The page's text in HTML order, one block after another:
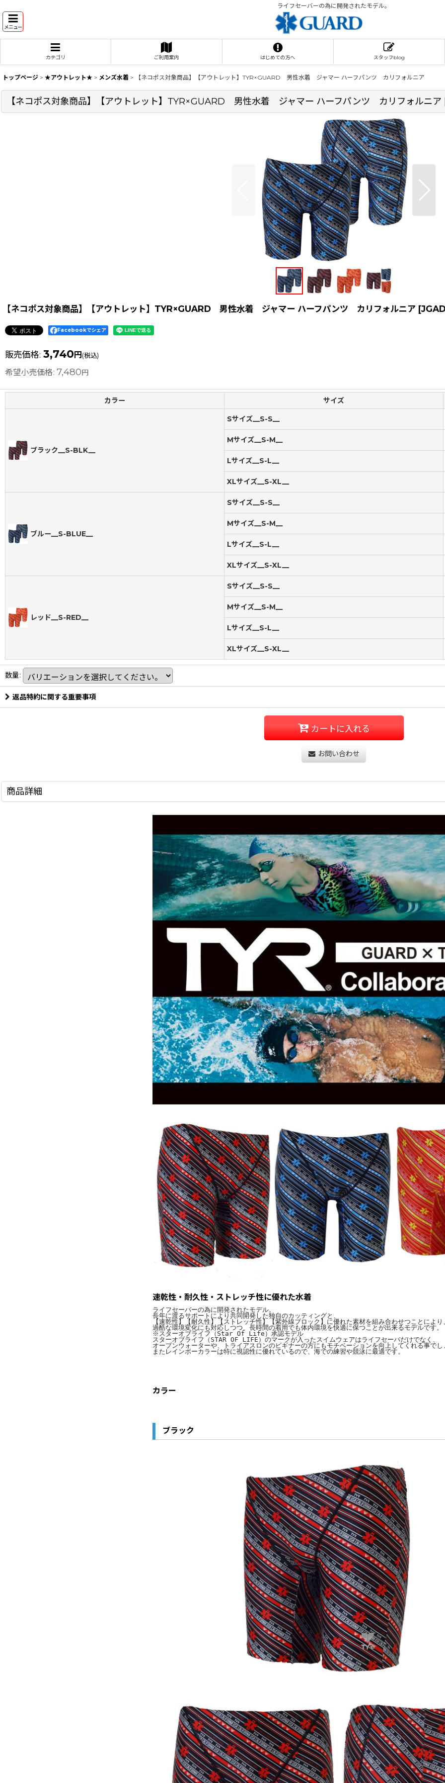
ライフセーバーの為に開発されたモデル。
メニュー
カテゴリ ご利用案内 はじめての方へ スタッフblog
トップページ > ★アウトレット★ > メンズ水着 > 【ネコポス対象商品】【アウトレット】TYR×GUARD 男性水着 ジャマー ハーフパンツ カリフォルニア
【ネコポス対象商品】【アウトレット】TYR×GUARD 男性水着 ジャマー ハーフパンツ カリフォルニア
【ネコポス対象商品】【アウトレット】TYR×GUARD 男性水着 ジャマー ハーフパンツ カリフォルニア [
Facebookでシェア
販売価格: 3,740 円 (税込)
希望小売価格: 7,480円
カラー サイズ
ブラック__S-BLK__
Sサイズ__S-S__
Mサイズ__S-M__
Lサイズ__S-L__
XLサイズ__S-XL__
ブルー__S-BLUE__
Sサイズ__S-S__
Mサイズ__S-M__
Lサイズ__S-L__
XLサイズ__S-XL__
レッド__S-RED__
Sサイズ__S-S__
Mサイズ__S-M__
Lサイズ__S-L__
XLサイズ__S-XL__
数量:
返品特約に関する重要事項
カートに入れる
お問い合わせ
商品詳細
速乾性・耐久性・ストレッチ性に優れた水着
ライフセーバーの為に開発されたモデル。
長年に渡るサポートにより共同開発した独自のカッティングと、
【速乾性】【耐久性】【ストレッチ性】【紫外線ブロック】に優れた素材を組み合わせつことにより
過酷な環境変化にも対応しつつ、長時間の着用でも体内環境を快適に保つことが出来るモデルです。
※スターオブライフ（Star Of Life）承認モデル
スターオブライフ（STAR OF LIFE）のマークが入ったスイムウェアはライフセーバだけでなく、
オープンウォーターや、トライアスロンのビギナーの方にもモチベーションを向上してくれる事でし
またレインボーカラーは特に視認性に優れているので、海での練習や競泳に最適です。
カラー
ブラック